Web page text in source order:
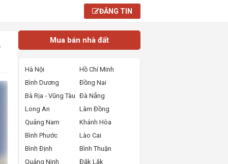
ĐĂNG TIN
Mua bán nhà đất
Hà Nội
Hồ Chí Minh
Bình Dương
Đồng Nai
Bà Rịa - Vũng Tàu Đà Nẵng
Long An
Lâm Đồng
Quảng Nam
Khánh Hòa
Bình Phước
Lào Cai
Bình Định
Bình Thuận
Quảng Ninh
Đắk Lắk